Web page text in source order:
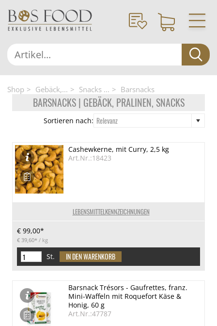
Shop Gebäck,... Snacks ... Barsnacks
BARSNACKS | GEBÄCK, PRALINEN, SNACKS
Sortieren nach: Relevanz
LEBENSMITTELKENNZEICHNUNGEN
Cashewkerne, mit Curry, 2,5 kg
Art.Nr.:18423
€ 99,00*
€ 39,60* / kg
St.
Barsnack Trésors - Gaufrettes, franz.
Mini-Waffeln mit Roquefort Käse &
Honig, 60 g
Art.Nr.:47787